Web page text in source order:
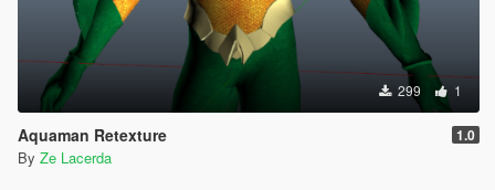
299 1
Aquaman Retexture 1.0
By Ze Lacerda